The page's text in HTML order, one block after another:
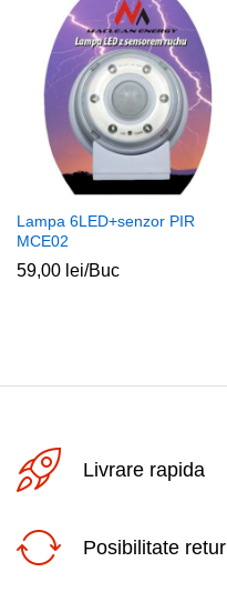
Lampa 6LED+senzor PIR
MCE02
59,00 lei/Buc
Livrare rapida
Posibilitate retur